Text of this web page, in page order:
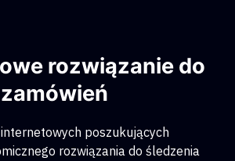
rozwiązanie do
poszukujących
rozwiązania do śledzenia